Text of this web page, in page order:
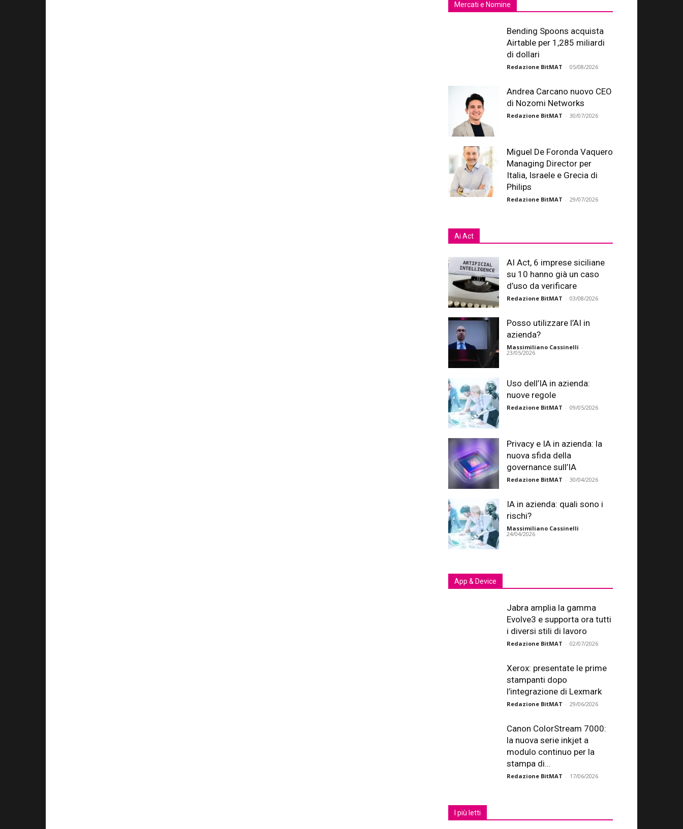
Mercati e Nomine
Bending Spoons acquista
Airtable per 1,285 miliardi
di dollari
Redazione BitMAT - 05/08/2026
Andrea Carcano nuovo CEO
di Nozomi Networks
Redazione BitMAT - 30/07/2026
Miguel De Foronda Vaquero
Managing Director per
Italia, Israele e Grecia di
Philips
Redazione BitMAT - 29/07/2026
Ai Act
AI Act, 6 imprese siciliane
su 10 hanno già un caso
d’uso da verificare
Redazione BitMAT - 03/08/2026
Posso utilizzare l’AI in
azienda?
Massimiliano Cassinelli -
23/05/2026
Uso dell’IA in azienda:
nuove regole
Redazione BitMAT - 09/05/2026
Privacy e IA in azienda: la
nuova sfida della
governance sull’IA
Redazione BitMAT - 30/04/2026
IA in azienda: quali sono i
rischi?
Massimiliano Cassinelli -
24/04/2026
App & Device
Jabra amplia la gamma
Evolve3 e supporta ora tutti
i diversi stili di lavoro
Redazione BitMAT - 02/07/2026
Xerox: presentate le prime
stampanti dopo
l’integrazione di Lexmark
Redazione BitMAT - 29/06/2026
Canon ColorStream 7000:
la nuova serie inkjet a
modulo continuo per la
stampa di...
Redazione BitMAT - 17/06/2026
I più letti